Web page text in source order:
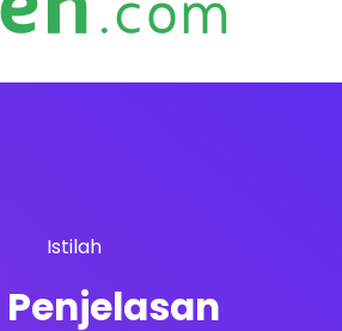
Istilah